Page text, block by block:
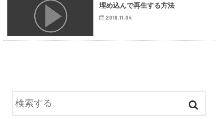
埋め込んで再生する方法
2018.11.04